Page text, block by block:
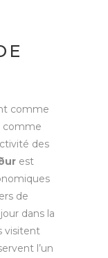
comme
comme
des
est
de
dans la
visitent
l’un